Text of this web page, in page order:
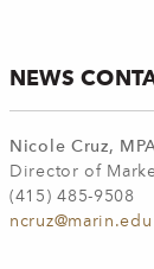
NEWS
Nicole Cruz,
Director of
(415) 485-9508
ncruz@marin.edu